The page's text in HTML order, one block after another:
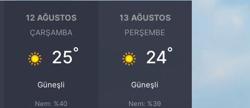
12 AĞUSTOS
ÇARŞAMBA
25°
Güneşli
Nem: %40
13 AĞUSTOS
PERŞEMBE
24°
Güneşli
Nem: %39